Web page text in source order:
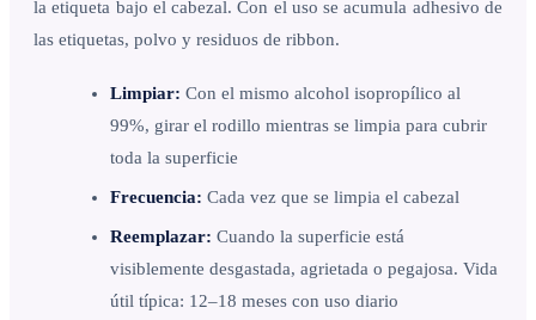
la etiqueta bajo el cabezal. Con el uso se acumula adhesivo de
las etiquetas, polvo y residuos de ribbon.
Limpiar: Con el mismo alcohol isopropílico al
99%, girar el rodillo mientras se limpia para cubrir
toda la superficie
Frecuencia: Cada vez que se limpia el cabezal
Reemplazar: Cuando la superficie está
visiblemente desgastada, agrietada o pegajosa. Vida
útil típica: 12–18 meses con uso diario